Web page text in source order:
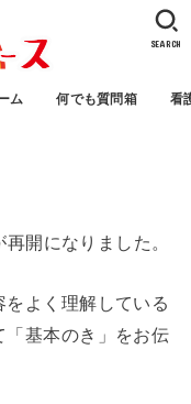
ム 何でも質問箱 看
SEARCH
開になりました。
よく理解している
「基本のき」をお伝